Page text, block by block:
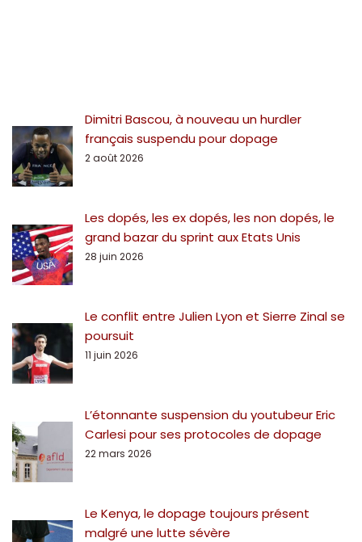
Dimitri Bascou, à nouveau un hurdler
français suspendu pour dopage
2 août 2026
Les dopés, les ex dopés, les non dopés, le
grand bazar du sprint aux Etats Unis
28 juin 2026
Le conflit entre Julien Lyon et Sierre Zinal se
poursuit
11 juin 2026
L’étonnante suspension du youtubeur Eric
Carlesi pour ses protocoles de dopage
22 mars 2026
Le Kenya, le dopage toujours présent
malgré une lutte sévère